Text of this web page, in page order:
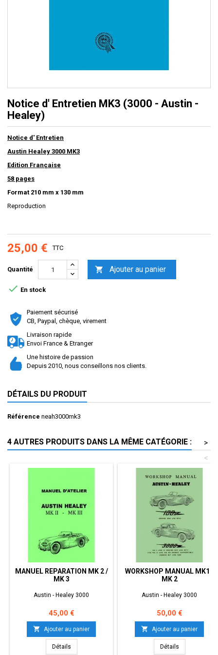
Notice d' Entretien MK3 (3000 - Austin -
Healey)
Notice d' Entretien
Austin Healey 3000 MK3
Edition Française
58 pages
Format 210 mm x 130 mm
Reproduction
25,00 € TTC
Quantité  Ajouter au panier
 En stock
Paiement sécurisé
CB, Paypal, chèque, virement
Livraison rapide
Envoi France & Etranger
Une histoire de passion
Depuis 2010, nous conseillons nos clients.
DÉTAILS DU PRODUIT
Référence neah3000mk3
4 AUTRES PRODUITS DANS LA MÊME CATÉGORIE :
>
<
MANUEL REPARATION MK 2 /
MK 3
Austin - Healey 3000
Prix
45,00 €
 Ajouter au panier
Détails
WORKSHOP MANUAL MK1 /
MK 2
Austin - Healey 3000
Prix
50,00 €
 Ajouter au panier
Détails